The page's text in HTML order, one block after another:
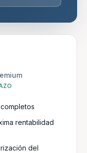
rentabilidad
del